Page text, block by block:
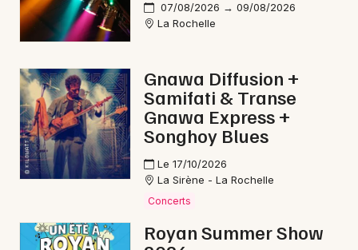
Artistes en tournée
Actus à La Tremblade
Magazine à La Tremblade
07/08/2026 → 09/08/2026
La Rochelle
Gnawa Diffusion +
Samifati & Transe
Gnawa Express +
Songhoy Blues
Le 17/10/2026
La Sirène - La Rochelle
Concerts
Royan Summer Show